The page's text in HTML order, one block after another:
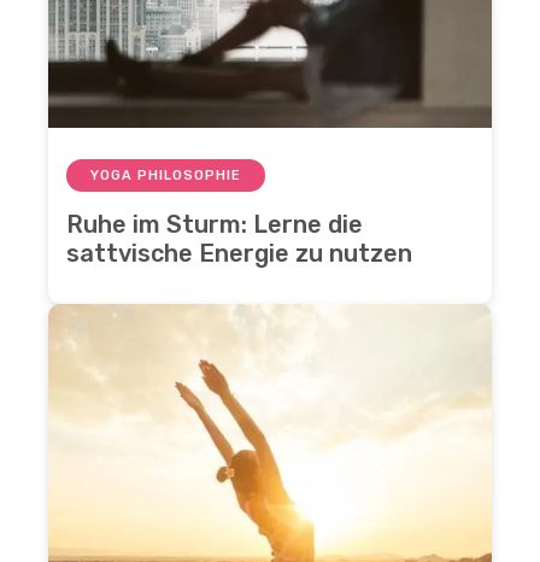
YOGA PHILOSOPHIE
Ruhe im Sturm: Lerne die
sattvische Energie zu nutzen